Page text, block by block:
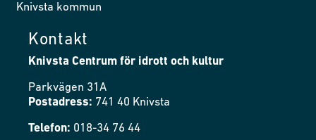
Knivsta kommun
Kontakt
Knivsta Centrum för idrott och kultur
Parkvägen 31A
Postadress: 741 40 Knivsta
Telefon: 018-34 76 44